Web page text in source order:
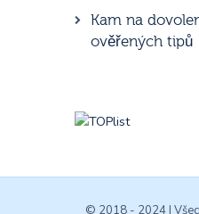
Kam na
ověřených tipů
© 2018 - 2024 |